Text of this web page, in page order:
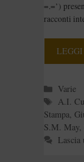
=.=’)
racconti
Varie
Tag
A.I.
Stampa,
S.M. May,
Lascia